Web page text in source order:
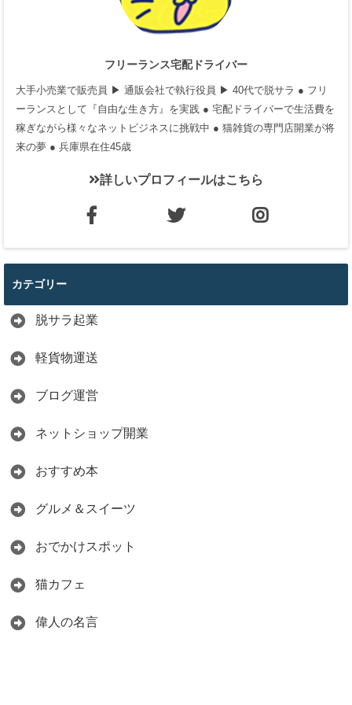
フリーランス宅配ドライバー
大手小売業で販売員 ▶ 通販会社で執行役員 ▶ 40代で脱サラ ● フリ
ーランスとして『自由な生き方』を実践 ● 宅配ドライバーで生活費を
稼ぎながら様々なネットビジネスに挑戦中 ● 猫雑貨の専門店開業が将
来の夢 ● 兵庫県在住45歳
詳しいプロフィールはこちら
カテゴリー
脱サラ起業
軽貨物運送
ブログ運営
ネットショップ開業
おすすめ本
グルメ＆スイーツ
おでかけスポット
猫カフェ
偉人の名言